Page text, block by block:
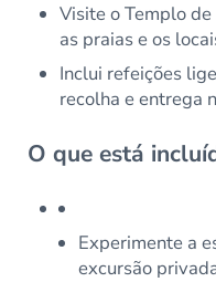
Visite o Templo
as praias e os
Inclui refeições
recolha e entrega
O que está
Experimente a
excursão